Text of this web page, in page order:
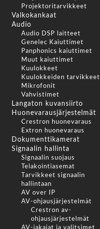
Projektoritarvikkeet
Valkokankaat
Audio
Audio DSP laitteet
Genelec Kaiuttimet
Panphonics kaiuttimet
Muut kaiuttimet
Kuulokkeet
Kuulokkeiden tarvikkeet
Mikrofonit
Vahvistimet
Langaton kuvansiirto
Huonevarausjärjestelmät
Crestron huonevaraus
Extron huonevaraus
Dokumenttikamerat
Signaalin hallinta
Signaalin suojaus
Telakointiasemat
Tarvikkeet signaalin
hallintaan
AV over IP
AV-ohjausjärjestelmät
Crestron av-
ohjausjärjestelmät